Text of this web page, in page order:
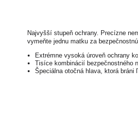
Najvyšší stupeň ochrany. Precízne
vymeňte jednu matku za
Extrémne vysoká úroveň ochrany
Tisíce kombinácií bezpečnostného
Špeciálna otočná hlava, ktorá bráni